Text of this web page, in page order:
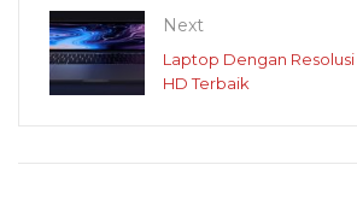
Next
Laptop Dengan Resolusi
HD Terbaik